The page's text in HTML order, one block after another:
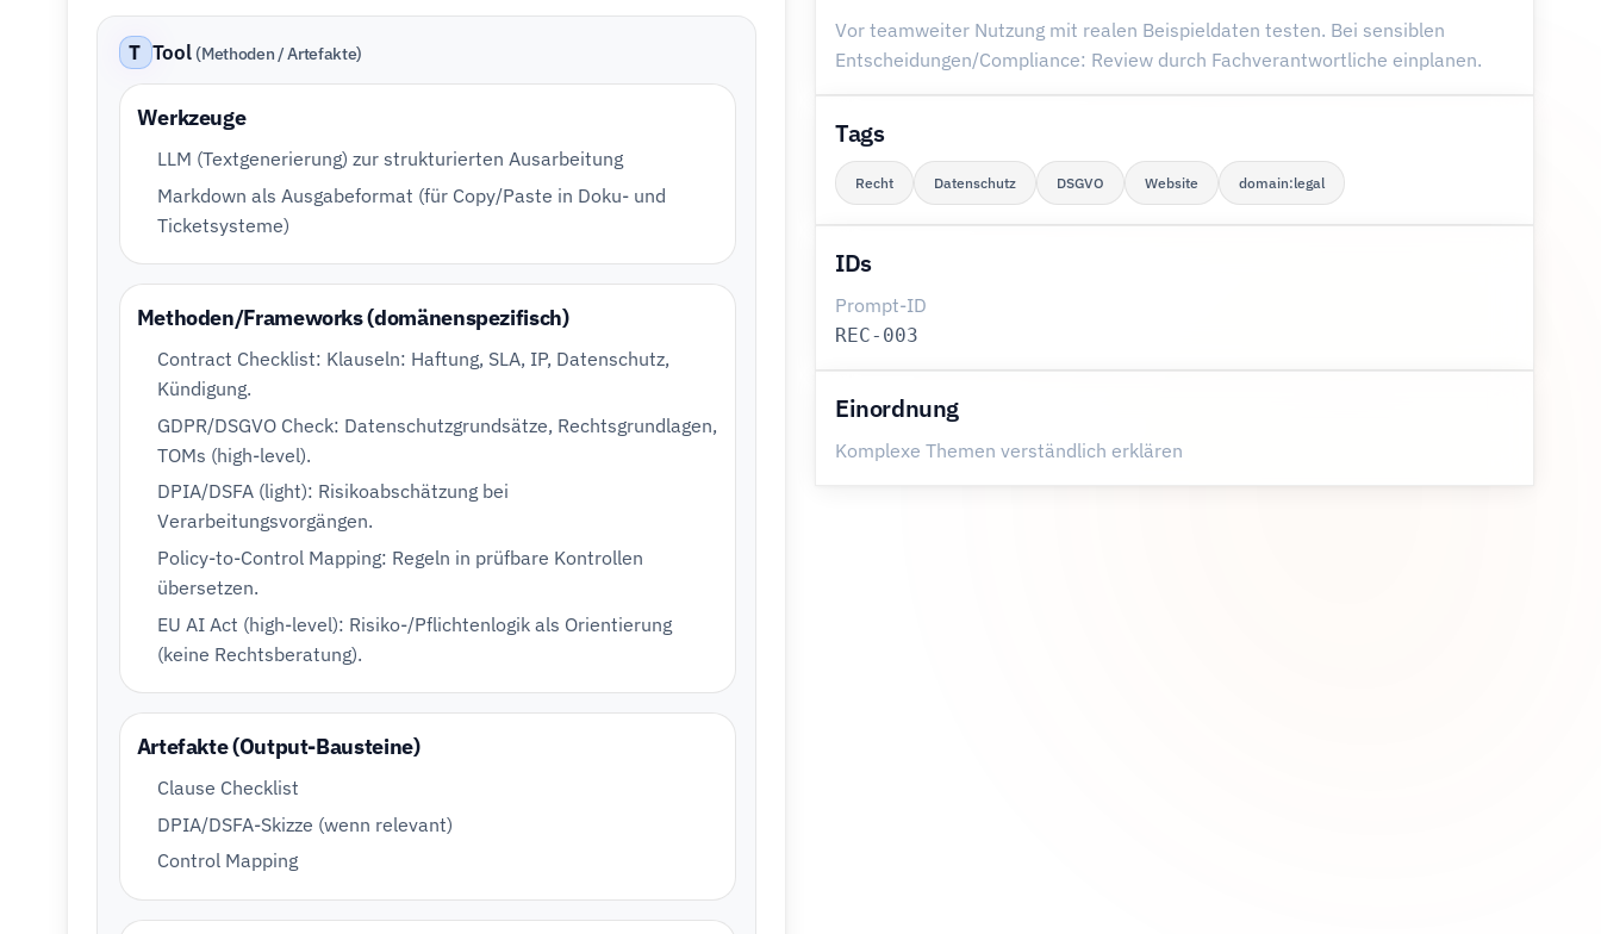
T Tool (Methoden / Artefakte)
Werkzeuge
LLM (Textgenerierung) zur strukturierten Ausarbeitung
Markdown als Ausgabeformat (für Copy/Paste in Doku- und
Ticketsysteme)
Methoden/Frameworks (domänenspezifisch)
Contract Checklist: Klauseln: Haftung, SLA, IP, Datenschutz,
Kündigung.
GDPR/DSGVO Check: Datenschutzgrundsätze, Rechtsgrundlagen,
TOMs (high-level).
DPIA/DSFA (light): Risikoabschätzung bei
Verarbeitungsvorgängen.
Policy-to-Control Mapping: Regeln in prüfbare Kontrollen
übersetzen.
EU AI Act (high-level): Risiko-/Pflichtenlogik als Orientierung
(keine Rechtsberatung).
Artefakte (Output-Bausteine)
Clause Checklist
DPIA/DSFA-Skizze (wenn relevant)
Control Mapping
Vor teamweiter Nutzung mit realen Beispieldaten testen. Bei sensiblen
Entscheidungen/Compliance: Review durch Fachverantwortliche einplanen.
Tags
Recht Datenschutz DSGVO Website domain:legal
IDs
Prompt-ID
REC-003
Einordnung
Komplexe Themen verständlich erklären